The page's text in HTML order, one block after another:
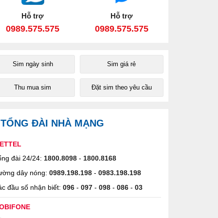
Hỗ trợ
0989.575.575
Hỗ trợ
0989.575.575
Sim ngày sinh Sim giá rẻ
Thu mua sim Đặt sim theo yêu cầu
TỔNG ĐÀI NHÀ MẠNG
đài 24/24: 1800.8098 - 1800.8168
dây nóng: 0989.198.198 - 0983.198.198
đầu số nhận biết: 096 - 097 - 098 - 086 - 03